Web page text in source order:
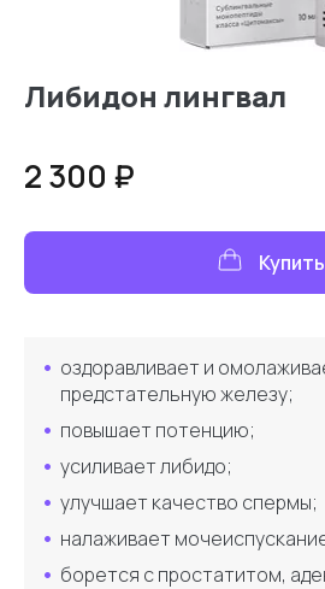
Либидон лингвал
оздоравливает и
предстательную железу;
повышает потенцию;
усиливает либидо;
улучшает качество спермы;
налаживает
борется с простатитом,
2 300 ₽
Купить